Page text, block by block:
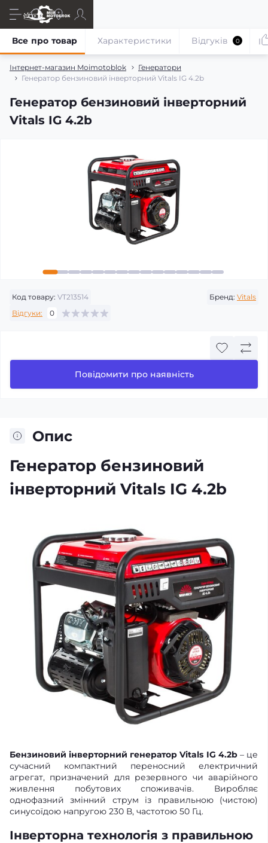
Інтернет-магазин Moimotoblok
Генератори
Генератор бензиновий інверторний Vitals IG 4.2b
Генератор бензиновий інверторний
Vitals IG 4.2b
Все про товар Характеристики Відгуків 0
Код товару: VT213514 Бренд: Vitals
Відгуки:
0
Повідомити про наявність
Опис
Генератор бензиновий
інверторний Vitals IG 4.2b
Бензиновий інверторний генератор Vitals IG 4.2b – це
сучасний компактний переносний електричний
агрегат, призначений для резервного чи аварійного
живлення побутових споживачів. Виробляє
однофазний змінний струм із правильною (чистою)
синусоїдою напругою 230 В, частотою 50 Гц.
Інверторна технологія з правильною